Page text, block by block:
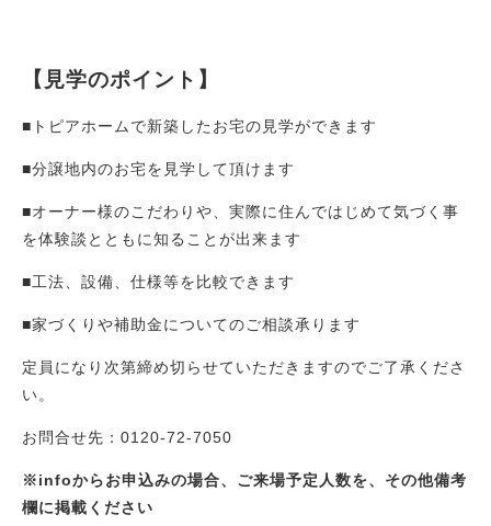
Philosophy & Promise
取り組み
After Service
建ててからのお付き合い
Company
ブログ
【見学のポイント】
■トピアホームで新築したお宅の見学ができます
■分譲地内のお宅を見学して頂けます
■オーナー様のこだわりや、実際に住んではじめて気づく事
を体験談とともに知ることが出来ます
■工法、設備、仕様等を比較できます
■家づくりや補助金についてのご相談承ります
定員になり次第締め切らせていただきますのでご了承くださ
い。
お問合せ先：0120-72-7050
※infoからお申込みの場合、ご来場予定人数を、その他備考
欄に掲載ください